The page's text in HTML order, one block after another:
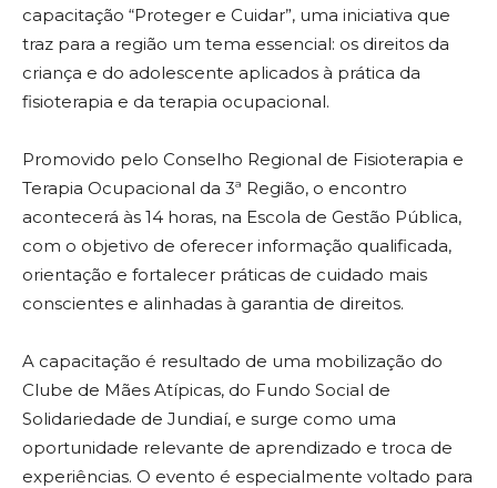
capacitação “Proteger e Cuidar”, uma iniciativa que
traz para a região um tema essencial: os direitos da
criança e do adolescente aplicados à prática da
fisioterapia e da terapia ocupacional.
Promovido pelo Conselho Regional de Fisioterapia e
Terapia Ocupacional da 3ª Região, o encontro
acontecerá às 14 horas, na Escola de Gestão Pública,
com o objetivo de oferecer informação qualificada,
orientação e fortalecer práticas de cuidado mais
conscientes e alinhadas à garantia de direitos.
A capacitação é resultado de uma mobilização do
Clube de Mães Atípicas, do Fundo Social de
Solidariedade de Jundiaí, e surge como uma
oportunidade relevante de aprendizado e troca de
experiências. O evento é especialmente voltado para